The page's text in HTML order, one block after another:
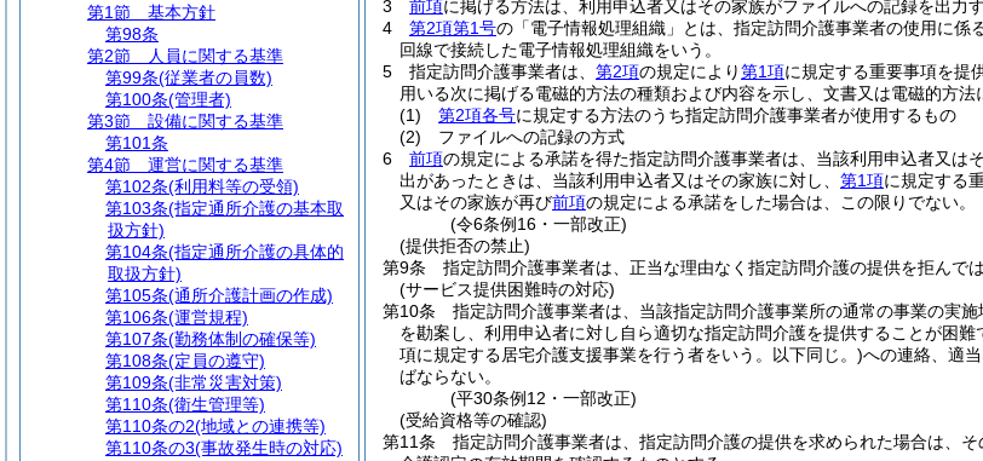
3
前項に掲げる方法は、利用申込者又はその家族がファイルへの記録を出力
4
第2項第1号の「電子情報処理組織」とは、指定訪問介護事業者の使用に
回線で接続した電子情報処理組織をいう。
5
指定訪問介護事業者は、 第2項の規定により第1項に規定する重要事項を提
用いる次に掲げる電磁的方法の種類および内容を示し、文書又は電磁的方法
(1)
第2項各号に規定する方法のうち指定訪問介護事業者が使用するもの
(2)
ファイルへの記録の方式
6
前項の規定による承諾を得た指定訪問介護事業者は、当該利用申込者又
出があったときは、当該利用申込者又はその家族に対し、 第1項に規定する
又はその家族が再び前項の規定による承諾をした場合は、この限りでない。
(令6条例16・一部改正)
(提供拒否の禁止)
第9条
指定訪問介護事業者は、正当な理由なく指定訪問介護の提供を拒んでは
(サービス提供困難時の対応)
第10条
指定訪問介護事業者は、当該指定訪問介護事業所の通常の事業の実施
を勘案し、利用申込者に対し自ら適切な指定訪問介護を提供することが困
項に規定する居宅介護支援事業を行う者をいう。以下同じ。)への連絡、適
ばならない。
(平30条例12・一部改正)
(受給資格等の確認)
第11条
指定訪問介護事業者は、指定訪問介護の提供を求められた場合は、
第1節
基本方針
第98条
第2節
人員に関する基準
第99条(従業者の員数)
第100条(管理者)
第3節
設備に関する基準
第101条
第4節
運営に関する基準
第102条(利用料等の受領)
第103条(指定通所介護の基本取
扱方針)
第104条(指定通所介護の具体的
取扱方針)
第105条(通所介護計画の作成)
第106条(運営規程)
第107条(勤務体制の確保等)
第108条(定員の遵守)
第109条(非常災害対策)
第110条(衛生管理等)
第110条の2(地域との連携等)
第110条の3(事故発生時の対応)